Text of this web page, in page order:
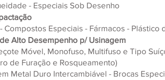
- Especiais Sob Desenho
Compostos Especiais - Fármacos - Plástico
Alto Desempenho p/ Usinagem
Móvel, Monofuso, Multifuso e Tipo
de Furação e Rosqueamento)
Metal Duro Intercambiável - Brocas